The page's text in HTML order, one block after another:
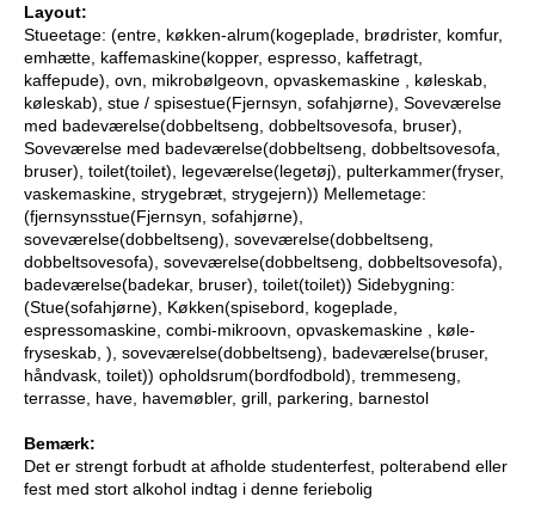
Layout:
Stueetage: (entre, køkken-alrum(kogeplade, brødrister, komfur,
emhætte, kaffemaskine(kopper, espresso, kaffetragt,
kaffepude), ovn, mikrobølgeovn, opvaskemaskine , køleskab,
køleskab), stue / spisestue(Fjernsyn, sofahjørne), Soveværelse
med badeværelse(dobbeltseng, dobbeltsovesofa, bruser),
Soveværelse med badeværelse(dobbeltseng, dobbeltsovesofa,
bruser), toilet(toilet), legeværelse(legetøj), pulterkammer(fryser,
vaskemaskine, strygebræt, strygejern)) Mellemetage:
(fjernsynsstue(Fjernsyn, sofahjørne),
soveværelse(dobbeltseng), soveværelse(dobbeltseng,
dobbeltsovesofa), soveværelse(dobbeltseng, dobbeltsovesofa),
badeværelse(badekar, bruser), toilet(toilet)) Sidebygning:
(Stue(sofahjørne), Køkken(spisebord, kogeplade,
espressomaskine, combi-mikroovn, opvaskemaskine , køle-
fryseskab, ), soveværelse(dobbeltseng), badeværelse(bruser,
håndvask, toilet)) opholdsrum(bordfodbold), tremmeseng,
terrasse, have, havemøbler, grill, parkering, barnestol
Bemærk:
Det er strengt forbudt at afholde studenterfest, polterabend eller
fest med stort alkohol indtag i denne feriebolig